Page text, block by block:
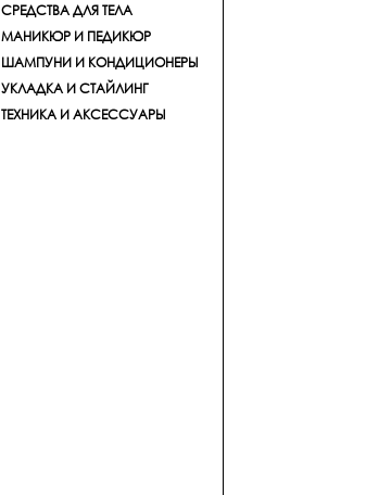
СРЕДСТВА ДЛЯ ТЕЛА
МАНИКЮР И ПЕДИКЮР
ШАМПУНИ И КОНДИЦИОНЕРЫ
УКЛАДКА И СТАЙЛИНГ
ТЕХНИКА И АКСЕССУАРЫ